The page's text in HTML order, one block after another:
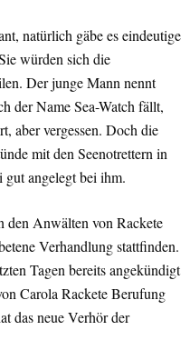
natürlich gäbe es eindeutige
würden sich die
Der junge Mann nennt
der Name Sea-Watch fällt,
aber vergessen. Doch die
mit den Seenotrettern in
angelegt bei ihm.
den Anwälten von Rackete
Verhandlung stattfinden.
Tagen bereits angekündigt
Carola Rackete Berufung
das neue Verhör der